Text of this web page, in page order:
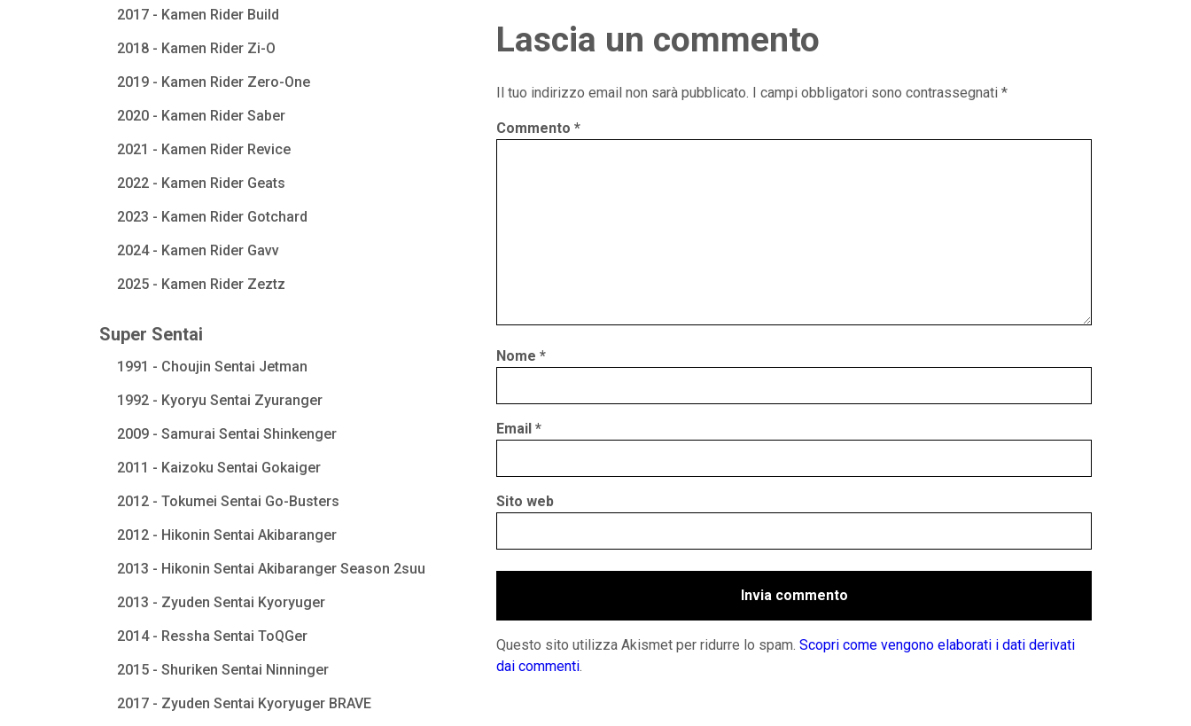
2017 - Kamen Rider Build
2018 - Kamen Rider Zi-O
2019 - Kamen Rider Zero-One
2020 - Kamen Rider Saber
2021 - Kamen Rider Revice
2022 - Kamen Rider Geats
2023 - Kamen Rider Gotchard
2024 - Kamen Rider Gavv
2025 - Kamen Rider Zeztz
Super Sentai
1991 - Choujin Sentai Jetman
1992 - Kyoryu Sentai Zyuranger
2009 - Samurai Sentai Shinkenger
2011 - Kaizoku Sentai Gokaiger
2012 - Tokumei Sentai Go-Busters
2012 - Hikonin Sentai Akibaranger
2013 - Hikonin Sentai Akibaranger Season 2suu
2013 - Zyuden Sentai Kyoryuger
2014 - Ressha Sentai ToQGer
2015 - Shuriken Sentai Ninninger
2017 - Zyuden Sentai Kyoryuger BRAVE
Lascia un commento
Il tuo indirizzo email non sarà pubblicato. I campi obbligatori sono contrassegnati *
Commento *
Nome *
Email *
Sito web
Questo sito utilizza Akismet per ridurre lo spam. Scopri come vengono elaborati i dati derivati
dai commenti.